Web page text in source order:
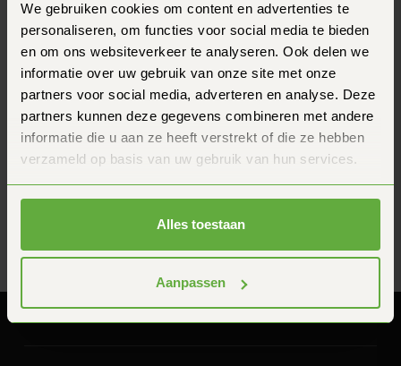
We gebruiken cookies om content en advertenties te
personaliseren, om functies voor social media te bieden
en om ons websiteverkeer te analyseren. Ook delen we
informatie over uw gebruik van onze site met onze
partners voor social media, adverteren en analyse. Deze
partners kunnen deze gegevens combineren met andere
informatie die u aan ze heeft verstrekt of die ze hebben
verzameld op basis van uw gebruik van hun services.
Alles toestaan
Aanpassen
en Que pouvez-vous attendre de notre atelier ? Nos
mécaniciens expérimentés et experts en Vespa
travaillent méticuleusement sur votre véhicule. Après
l'entretien, votre Vespa sera lavée gratuitement pour
que vous puissiez reprendre la route radieux.
Que pouvez-vous attendre de notre boutique en
Les retours peuvent être traités à Apeldoorn.
Pour plus d'informations, veuillez consulter notre page
sur les retours :retours. Vous avez besoin de conseils
fera un plaisir de vous aider.